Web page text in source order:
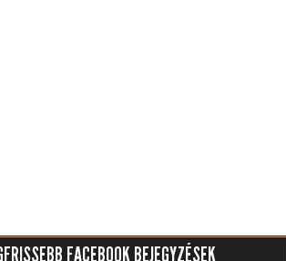
FACEBOOK BEJEGYZÉSEK